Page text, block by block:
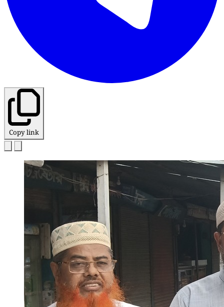
Copy link